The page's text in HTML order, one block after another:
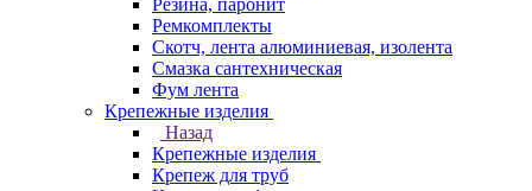
Резина, паронит
Ремкомплекты
Скотч, лента алюминиевая, изолента
Смазка сантехническая
Фум лента
Крепежные изделия
Назад
Крепежные изделия
Крепеж для труб